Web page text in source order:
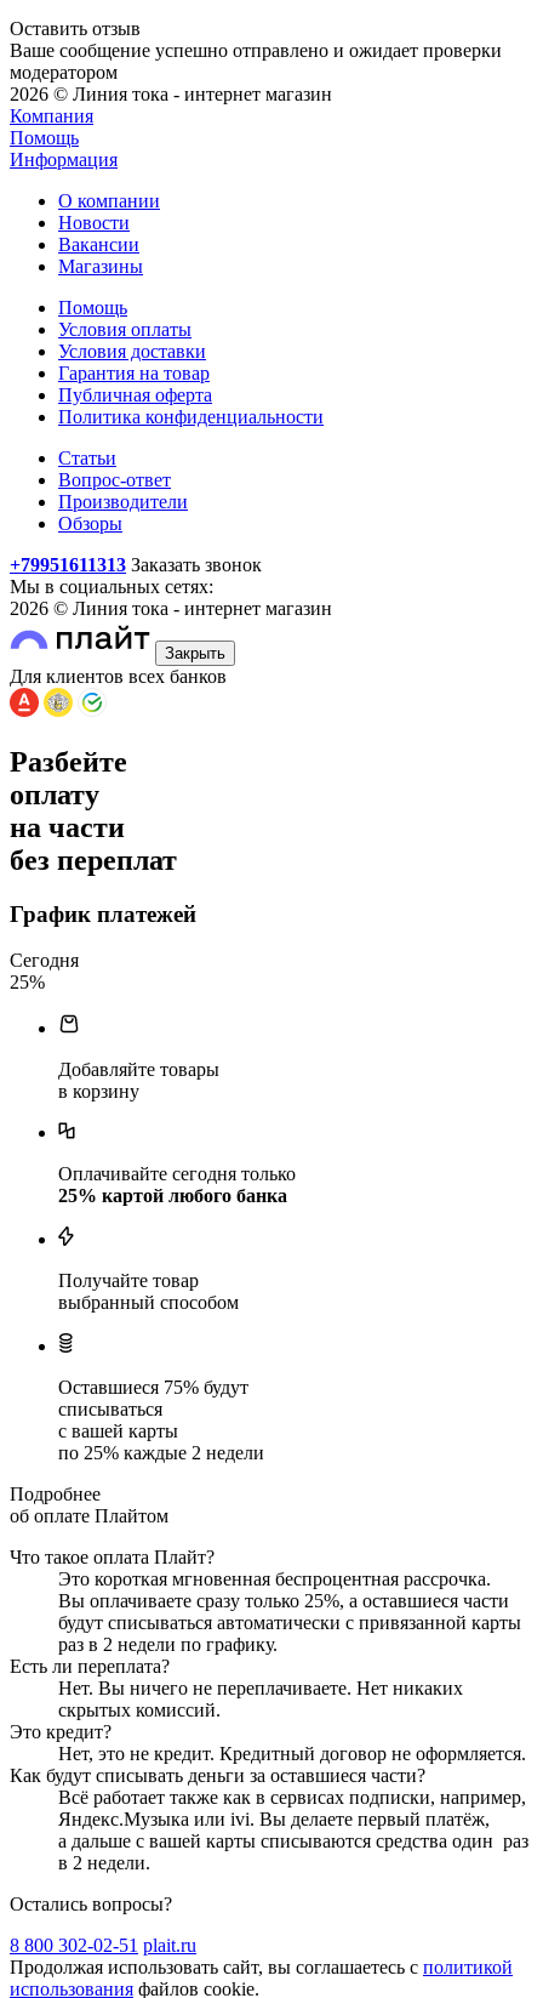
Оставить отзыв
Ваше сообщение успешно отправлено и ожидает проверки
модератором
2026 © Линия тока - интернет магазин
Компания
Помощь
Информация
О компании
Новости
Вакансии
Магазины
Помощь
Условия оплаты
Условия доставки
Гарантия на товар
Публичная оферта
Политика конфиденциальности
Статьи
Вопрос-ответ
Производители
Обзоры
+79951611313 Заказать звонок
Мы в социальных сетях:
2026 © Линия тока - интернет магазин
Закрыть
Для клиентов всех банков
Разбейте
оплату
на части
без переплат
График платежей
Сегодня
25%
Добавляйте товары
в корзину
Оплачивайте сегодня только
25% картой любого банка
Получайте товар
выбранный способом
Оставшиеся 75% будут
списываться
с вашей карты
по 25% каждые 2 недели
Подробнее
об оплате Плайтом
Что такое оплата Плайт?
Это короткая мгновенная беспроцентная рассрочка.
Вы оплачиваете сразу только 25%, а оставшиеся части
будут списываться автоматически с привязанной карты
раз в 2 недели по графику.
Есть ли переплата?
Нет. Вы ничего не переплачиваете. Нет никаких
скрытых комиссий.
Это кредит?
Нет, это не кредит. Кредитный договор не оформляется.
Как будут списывать деньги за оставшиеся части?
Всё работает также как в сервисах подписки, например,
Яндекс.Музыка или ivi. Вы делаете первый платёж,
а дальше с вашей карты списываются средства один раз
в 2 недели.
Остались вопросы?
8 800 302-02-51 plait.ru
Продолжая использовать сайт, вы соглашаетесь с политикой
использования файлов cookie.